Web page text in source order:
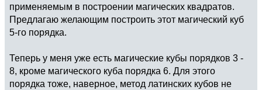
применяемым в построении магических квадратов.
Предлагаю желающим построить этот магический куб
5-го порядка.
Теперь у меня уже есть магические кубы порядков 3 -
8, кроме магического куба порядка 6. Для этого
порядка тоже, наверное, метод латинских кубов не